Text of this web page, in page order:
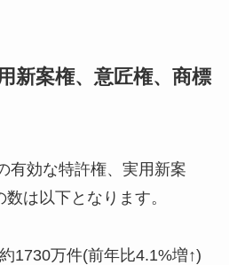
新案権、意匠権、商標
有効な特許権、実用新案
は以下となります。
1730万件(前年比4.1%増↑)